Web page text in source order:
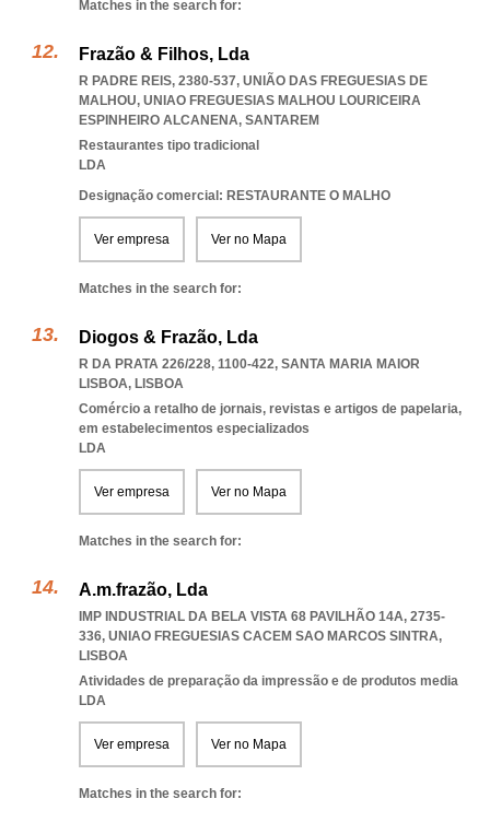
Matches in the search for:
Frazão & Filhos, Lda
R PADRE REIS, 2380-537, UNIÃO DAS FREGUESIAS DE
MALHOU, UNIAO FREGUESIAS MALHOU LOURICEIRA
ESPINHEIRO ALCANENA, SANTAREM
Restaurantes tipo tradicional
LDA
Designação comercial: RESTAURANTE O MALHO
Ver empresa Ver no Mapa
Matches in the search for:
Diogos & Frazão, Lda
R DA PRATA 226/228, 1100-422, SANTA MARIA MAIOR
LISBOA, LISBOA
Comércio a retalho de jornais, revistas e artigos de papelaria,
em estabelecimentos especializados
LDA
Ver empresa Ver no Mapa
Matches in the search for:
A.m.frazão, Lda
IMP INDUSTRIAL DA BELA VISTA 68 PAVILHÃO 14A, 2735-
336, UNIAO FREGUESIAS CACEM SAO MARCOS SINTRA,
LISBOA
Atividades de preparação da impressão e de produtos media
LDA
Ver empresa Ver no Mapa
Matches in the search for: